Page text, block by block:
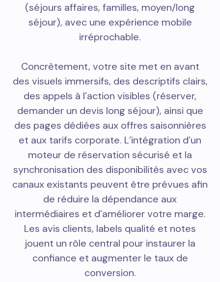
(séjours affaires, familles, moyen/long
séjour), avec une expérience mobile
irréprochable.
Concrètement, votre site met en avant
des visuels immersifs, des descriptifs clairs,
des appels à l’action visibles (réserver,
demander un devis long séjour), ainsi que
des pages dédiées aux offres saisonnières
et aux tarifs corporate. L’intégration d’un
moteur de réservation sécurisé et la
synchronisation des disponibilités avec vos
canaux existants peuvent être prévues afin
de réduire la dépendance aux
intermédiaires et d’améliorer votre marge.
Les avis clients, labels qualité et notes
jouent un rôle central pour instaurer la
confiance et augmenter le taux de
conversion.